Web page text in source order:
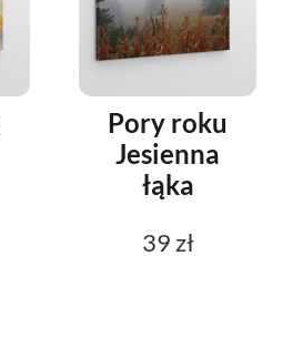
Pory roku
Jesienna
łąka
39 zł